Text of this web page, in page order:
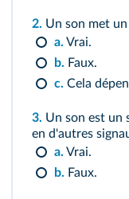
2. Un son met
a. Vrai.
b. Faux.
c. Cela
3. Un son est un
en d'autres
a. Vrai.
b. Faux.